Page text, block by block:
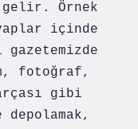
gelir. Örnek
içinde
fotoğraf,
gibi